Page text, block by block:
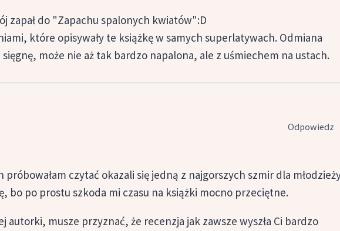
zapał do "Zapachu spalonych kwiatów":D
które opisywały te książkę w samych superlatywach. Odmiana
może nie aż tak bardzo napalona, ale z uśmiechem na ustach.
czytać okazali się jedną z najgorszych szmir dla
bo po prostu szkoda mi czasu na książki mocno przeciętne.
autorki, musze przyznać, że recenzja jak zawsze wyszła Ci bardzo
Odpowiedz